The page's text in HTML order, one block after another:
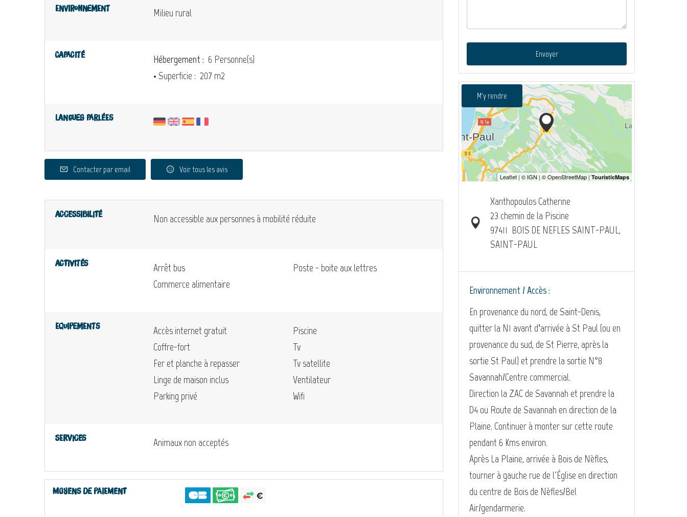
Environnement Milieu rural
Capacité Hébergement : 6 Personne(s)
• Superficie : 207 m2
Langues parlées
Contacter par email Voir tous les avis
Accessibilité Non accessible aux personnes à mobilité réduite
Activités
Arrêt bus
Commerce alimentaire
Poste - boite aux lettres
Equipements
Accès internet gratuit
Coffre-fort
Fer et planche à repasser
Linge de maison inclus
Parking privé
Piscine
Tv
Tv satellite
Ventilateur
Wifi
Services Animaux non acceptés
Moyens de paiement
Envoyer
M'y rendre
Xanthopoulos Catherine
23 chemin de la Piscine
97411 BOIS DE NEFLES SAINT-PAUL,
SAINT-PAUL
Environnement / Accès :
En provenance du nord, de Saint-Denis,
quitter la N1 avant d’arrivée à St Paul (ou en
provenance du sud, de St Pierre, après la
sortie St Paul) et prendre la sortie N°8
Savannah/Centre commercial.
Direction la ZAC de Savannah et prendre la
D4 ou Route de Savannah en direction de la
Plaine. Continuer à monter sur cette route
pendant 6 Kms environ.
Après La Plaine, arrivée à Bois de Nèfles,
tourner à gauche rue de l'Église en direction
du centre de Bois de Nèfles/Bel
Air/gendarmerie.